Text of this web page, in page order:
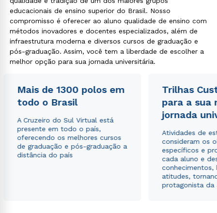
educacionais de ensino superior do Brasil. Nosso
compromisso é oferecer ao aluno qualidade de ensino com
métodos inovadores e docentes especializados, além de
infraestrutura moderna e diversos cursos de graduação e
pós-graduação. Assim, você tem a liberdade de escolher a
melhor opção para sua jornada universitária.
Mais de 1300 polos em
todo o Brasil
A Cruzeiro do Sul Virtual está
presente em todo o país,
oferecendo os melhores cursos
de graduação e pós-graduação a
distância do país
Trilhas
para a sua
jornada
Atividades de
consideram os
específicos e
cada aluno e
conhecimentos,
atitudes,
protagonista da